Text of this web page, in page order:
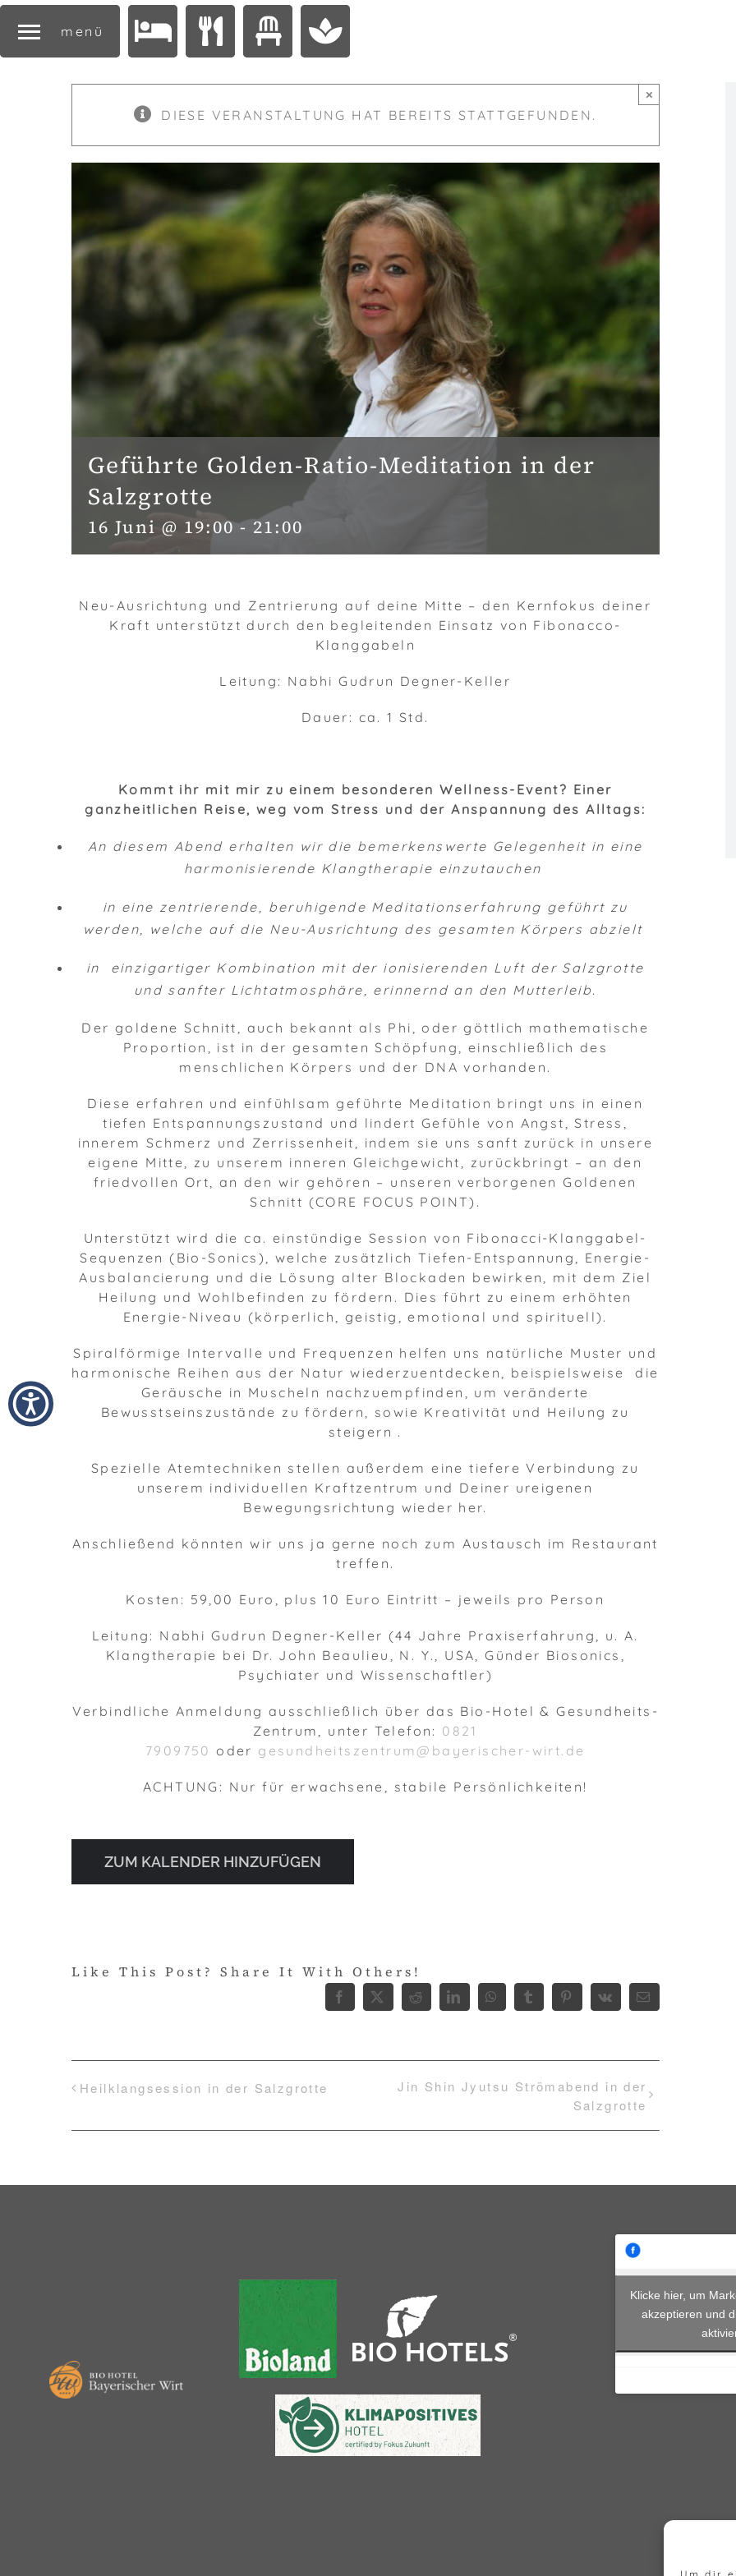
menü
DIESE VERANSTALTUNG HAT BEREITS STATTGEFUNDEN.
×
Geführte Golden-Ratio-Meditation in der
Salzgrotte
16 Juni @ 19:00-21:00
Neu-Ausrichtung und Zentrierung auf deine Mitte – den Kernfokus deiner
Kraft unterstützt durch den begleitenden Einsatz von Fibonacco-
Klanggabeln
Leitung: Nabhi Gudrun Degner-Keller
Dauer: ca. 1 Std.
Kommt ihr mit mir zu einem besonderen Wellness-Event? Einer
ganzheitlichen Reise, weg vom Stress und der Anspannung des Alltags:
An diesem Abend erhalten wir die bemerkenswerte Gelegenheit in eine
harmonisierende Klangtherapie einzutauchen
in eine zentrierende, beruhigende Meditationserfahrung geführt zu
werden, welche auf die Neu-Ausrichtung des gesamten Körpers abzielt
in einzigartiger Kombination mit der ionisierenden Luft der Salzgrotte
und sanfter Lichtatmosphäre, erinnernd an den Mutterleib.
Der goldene Schnitt, auch bekannt als Phi, oder göttlich mathematische
Proportion, ist in der gesamten Schöpfung, einschließlich des
menschlichen Körpers und der DNA vorhanden.
Diese erfahren und einfühlsam geführte Meditation bringt uns in einen
tiefen Entspannungszustand und lindert Gefühle von Angst, Stress,
innerem Schmerz und Zerrissenheit, indem sie uns sanft zurück in unsere
eigene Mitte, zu unserem inneren Gleichgewicht, zurückbringt – an den
friedvollen Ort, an den wir gehören – unseren verborgenen Goldenen
Schnitt (CORE FOCUS POINT).
Unterstützt wird die ca. einstündige Session von Fibonacci-Klanggabel-
Sequenzen (Bio-Sonics), welche zusätzlich Tiefen-Entspannung, Energie-
Ausbalancierung und die Lösung alter Blockaden bewirken, mit dem Ziel
Heilung und Wohlbefinden zu fördern. Dies führt zu einem erhöhten
Energie-Niveau (körperlich, geistig, emotional und spirituell).
Spiralförmige Intervalle und Frequenzen helfen uns natürliche Muster und
harmonische Reihen aus der Natur wiederzuentdecken, beispielsweise die
Geräusche in Muscheln nachzuempfinden, um veränderte
Bewusstseinszustände zu fördern, sowie Kreativität und Heilung zu
steigern .
Spezielle Atemtechniken stellen außerdem eine tiefere Verbindung zu
unserem individuellen Kraftzentrum und Deiner ureigenen
Bewegungsrichtung wieder her.
Anschließend könnten wir uns ja gerne noch zum Austausch im Restaurant
treffen.
Kosten: 59,00 Euro, plus 10 Euro Eintritt – jeweils pro Person
Leitung: Nabhi Gudrun Degner-Keller (44 Jahre Praxiserfahrung, u. A.
Klangtherapie bei Dr. John Beaulieu, N. Y., USA, Günder Biosonics,
Psychiater und Wissenschaftler)
Verbindliche Anmeldung ausschließlich über das Bio-Hotel & Gesundheits-
Zentrum, unter Telefon: 0821
7909750 oder gesundheitszentrum@bayerischer-wirt.de
ACHTUNG: Nur für erwachsene, stabile Persönlichkeiten!
ZUM KALENDER HINZUFÜGEN
Like This Post? Share It With Others!
Facebook
X RedditLinkedInWhatsApp
TumblrPinterest
Vk
E-
Mail
Heilklangsession in der Salzgrotte
Jin Shin Jyutsu Strömabend in der
Salzgrotte
Klicke hier, um
akzeptieren und